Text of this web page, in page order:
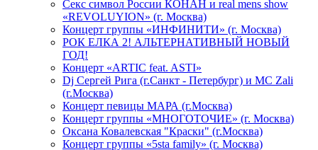
Секс символ России КОНАН и real mens show
«REVOLUYION» (г. Москва)
Концерт группы «ИНФИНИТИ» (г. Москва)
РОК ЕЛКА 2! АЛЬТЕРНАТИВНЫЙ НОВЫЙ
ГОД!
Концерт «ARTIC feat. ASTI»
Dj Сергей Рига (г.Санкт - Петербург) и MC Zali
(г.Москва)
Концерт певицы МАРА (г.Москва)
Концерт группы «МНОГОТОЧИЕ» (г. Москва)
Оксана Ковалевская "Краски" (г.Москва)
Концерт группы «5sta family» (г. Москва)